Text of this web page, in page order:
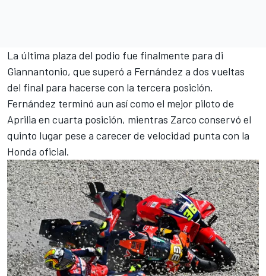
La última plaza del podio fue finalmente para di
Giannantonio, que superó a Fernández a dos vueltas
del final para hacerse con la tercera posición.
Fernández terminó aun así como el mejor piloto de
Aprilia en cuarta posición, mientras Zarco conservó el
quinto lugar pese a carecer de velocidad punta con la
Honda oficial.